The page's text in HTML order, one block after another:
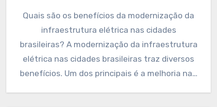
Quais são os benefícios da modernização da
infraestrutura elétrica nas cidades
brasileiras? A modernização da infraestrutura
elétrica nas cidades brasileiras traz diversos
benefícios. Um dos principais é a melhoria na…